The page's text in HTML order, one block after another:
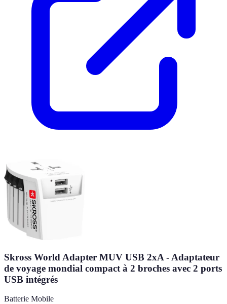
Skross World Adapter MUV USB 2xA - Adaptateur
de voyage mondial compact à 2 broches avec 2 ports
USB intégrés
Batterie Mobile